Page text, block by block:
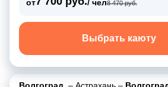
от / чел8 470 руб.
Выбрать каюту
Волгоград – Астрахань –